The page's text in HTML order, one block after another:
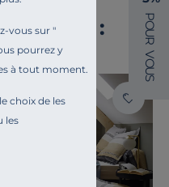
vous sur "
pourrez y
à tout moment.
choix de les
les
OFFRE :
P
O
U
R
V
O
U
S